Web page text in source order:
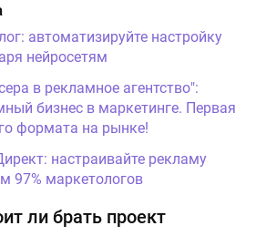
автоматизируйте настройку
нейросетям
в рекламное агентство":
бизнес в маркетинге. Первая
формата на рынке!
настраивайте рекламу
97% маркетологов
ли брать проект